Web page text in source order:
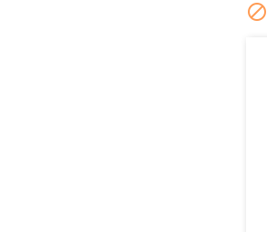
